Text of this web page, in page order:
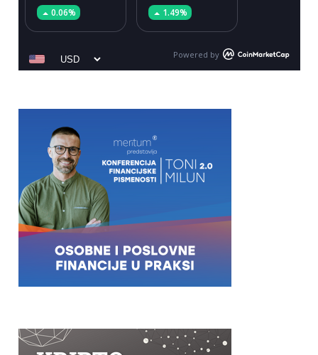
0.06% 1.49%
Powered by